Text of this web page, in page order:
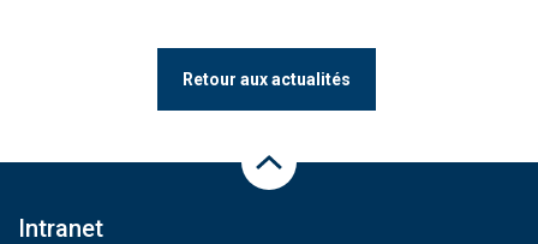
Retour aux actualités
Intranet